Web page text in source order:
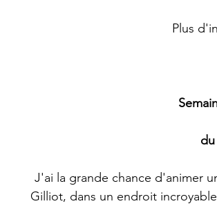
Plus
J'ai la grande chance d'animer
Gilliot, dans un endroit